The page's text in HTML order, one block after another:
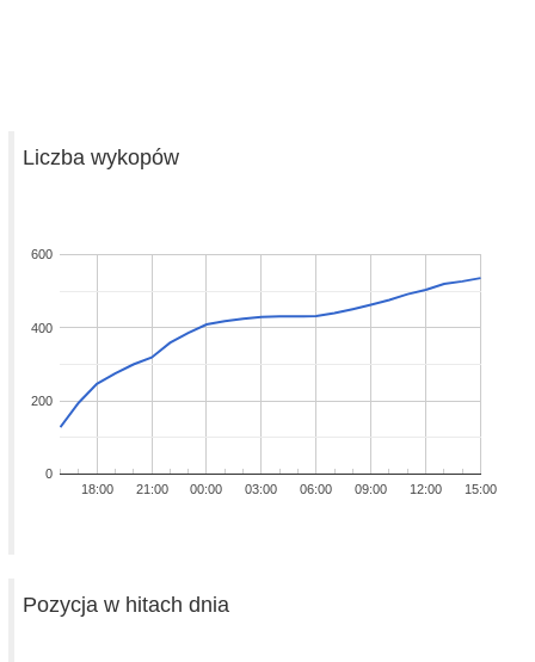
Liczba wykopów
18:00 21:00 00:00 03:00 06:00 09:00 12:00 15:00
0
200
400
600
Pozycja w hitach dnia